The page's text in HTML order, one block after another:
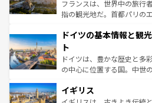
アートに溢れた街角から、
せる。地方によって風土や
ンテンツ一覧 を参照してほ
フランスは、世界中の旅行
指の観光地だ。首都パリの
で、幅広い魅力が詰まって
聖堂、美しいビーチ、そし
から魅了する。また、フラ
れ、フランス料理はユネス
香り高いラベンダー畑など
らに、パリ以外の地域にも
ドイツの基本情報と観
ト
ドイツは、豊かな歴史と多
の中心に位置する国。中世
顔を持つこの国は、どこを
ルリンの文化的活気、バイ
イギリス